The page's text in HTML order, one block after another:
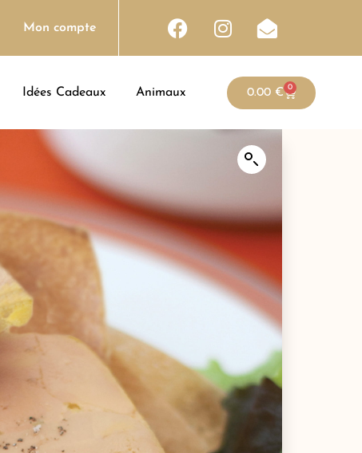
Mon compte
Idées Cadeaux Animaux 0.00 € 0